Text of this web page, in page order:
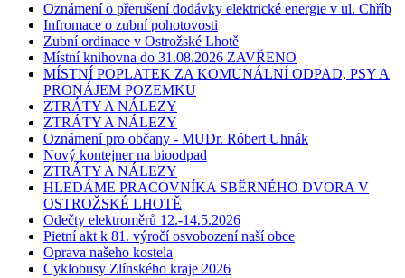
Oznámení o přerušení dodávky elektrické energie v ul. Chříb
Infromace o zubní pohotovosti
Zubní ordinace v Ostrožské Lhotě
Místní knihovna do 31.08.2026 ZAVŘENO
MÍSTNÍ POPLATEK ZA KOMUNÁLNÍ ODPAD, PSY A
PRONÁJEM POZEMKU
ZTRÁTY A NÁLEZY
ZTRÁTY A NÁLEZY
Oznámení pro občany - MUDr. Róbert Uhnák
Nový kontejner na bioodpad
ZTRÁTY A NÁLEZY
HLEDÁME PRACOVNÍKA SBĚRNÉHO DVORA V
OSTROŽSKÉ LHOTĚ
Odečty elektroměrů 12.-14.5.2026
Pietní akt k 81. výročí osvobození naší obce
Oprava našeho kostela
Cyklobusy Zlínského kraje 2026